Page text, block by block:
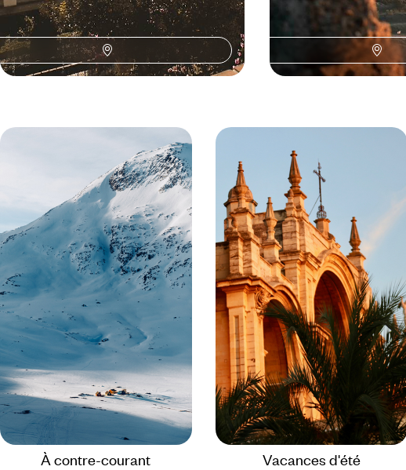
À contre-courant Vacances d'été